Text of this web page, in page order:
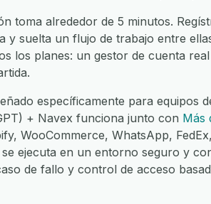
toma alrededor de 5 minutos.
y suelta un flujo de trabajo entre
los planes: un gestor de cuenta
específicamente para equipos
+ Navex funciona junto con Más
WooCommerce, WhatsApp,
se ejecuta en un entorno seguro y
de fallo y control de acceso